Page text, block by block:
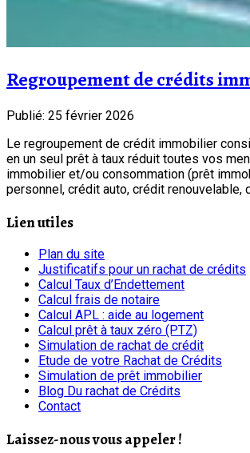
Regroupement de crédits
Publié: 25 février 2026
Le regroupement de crédit immobilier
en un seul prêt à taux réduit toutes vos
immobilier et/ou consommation (prêt
personnel, crédit auto, crédit renouvelable,
Lien utiles
Plan du site
Justificatifs pour un rachat de crédits
Calcul Taux d’Endettement
Calcul frais de notaire
Calcul APL : aide au logement
Calcul prêt à taux zéro (PTZ)
Simulation de rachat de crédit
Etude de votre Rachat de Crédits
Simulation de prêt immobilier
Blog Du rachat de Crédits
Contact
Laissez-nous vous appeler !